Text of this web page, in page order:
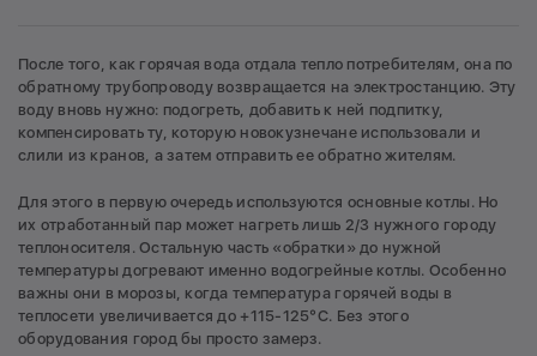
После того, как горячая вода отдала тепло потребителям, она по
обратному трубопроводу возвращается на электростанцию. Эту
воду вновь нужно: подогреть, добавить к ней подпитку,
компенсировать ту, которую новокузнечане использовали и
слили из кранов, а затем отправить ее обратно жителям.
Для этого в первую очередь используются основные котлы. Но
их отработанный пар может нагреть лишь 2/3 нужного городу
теплоносителя. Остальную часть «обратки» до нужной
температуры догревают именно водогрейные котлы. Особенно
важны они в морозы, когда температура горячей воды в
теплосети увеличивается до +115-125°С. Без этого
оборудования город бы просто замерз.